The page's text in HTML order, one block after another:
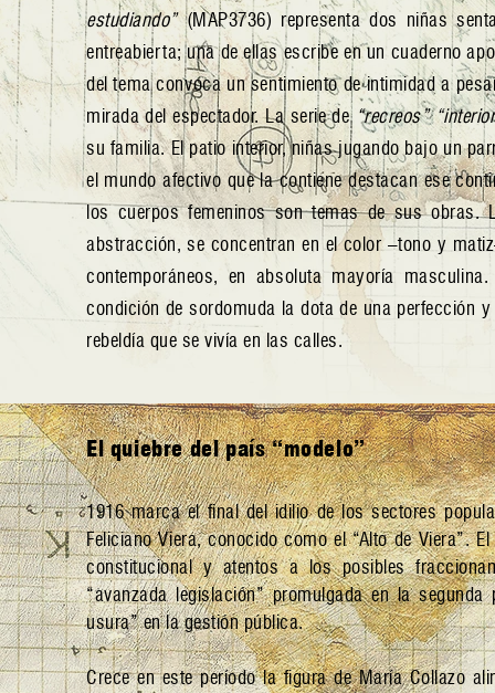
estudiando”(MAP3736) representa dos niñas
entreabierta; una de ellas escribe en un cuaderno
del tema convoca un sentimiento de intimidad a
mirada del espectador. La serie de “recreos”
su familia. El patio interior, niñas jugando bajo un
el mundo afectivo que la contiene destacan ese
los cuerpos femeninos son temas de sus
abstracción, se concentran en el color –tono y
contemporáneos, en absoluta mayoría
condición de sordomuda la dota de una perfección
rebeldía que se vivía en las calles.
El quiebre del país “modelo”
1916 marca el final del idilio de los sectores
Feliciano Viera, conocido como el “Alto de Viera”.
constitucional y atentos a los posibles
“avanzada legislación” promulgada en la
usura” en la gestión pública.
Crece en este período la figura de María Collazo